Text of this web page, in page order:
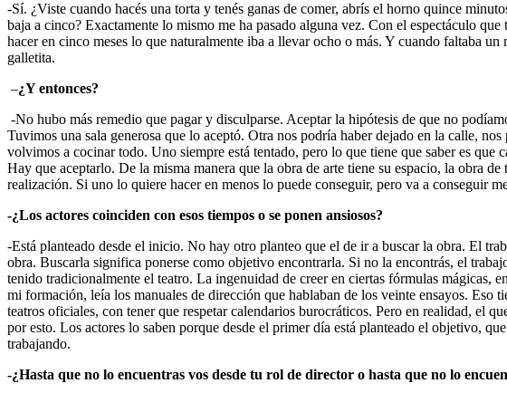
-Sí. ¿Viste cuando hacés una torta y tenés ganas de comer, abrís el horno quince
baja a cinco? Exactamente lo mismo me ha pasado alguna vez. Con el espectáculo
hacer en cinco meses lo que naturalmente iba a llevar ocho o más. Y cuando faltaba
galletita.
–¿Y entonces?
-No hubo más remedio que pagar y disculparse. Aceptar la hipótesis de que no
Tuvimos una sala generosa que lo aceptó. Otra nos podría haber dejado en la calle,
volvimos a cocinar todo. Uno siempre está tentado, pero lo que tiene que saber es
Hay que aceptarlo. De la misma manera que la obra de arte tiene su espacio, la obra
realización. Si uno lo quiere hacer en menos lo puede conseguir, pero va a conseguir
-¿Los actores coinciden con esos tiempos o se ponen ansiosos?
-Está planteado desde el inicio. No hay otro planteo que el de ir a buscar la obra. El
obra. Buscarla significa ponerse como objetivo encontrarla. Si no la encontrás, el
tenido tradicionalmente el teatro. La ingenuidad de creer en ciertas fórmulas mágicas,
mi formación, leía los manuales de dirección que hablaban de los veinte ensayos. Eso
teatros oficiales, con tener que respetar calendarios burocráticos. Pero en realidad, el
por esto. Los actores lo saben porque desde el primer día está planteado el objetivo,
trabajando.
-¿Hasta que no lo encuentras vos desde tu rol de director o hasta que no lo